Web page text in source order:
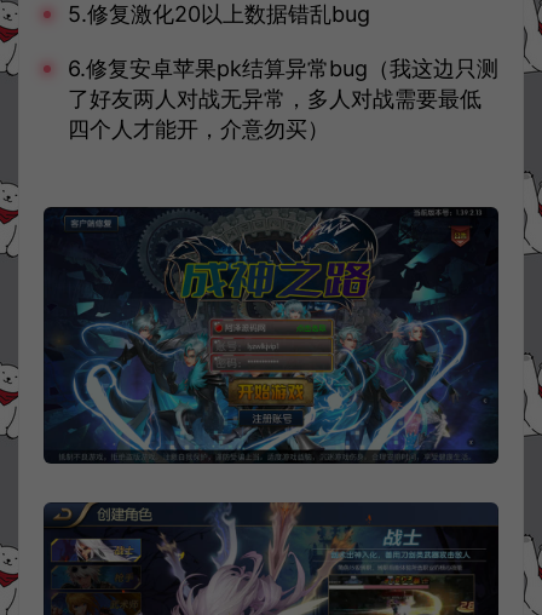
5.修复激化20以上数据错乱bug
6.修复安卓苹果pk结算异常bug（我这边只测
了好友两人对战无异常，多人对战需要最低
四个人才能开，介意勿买）